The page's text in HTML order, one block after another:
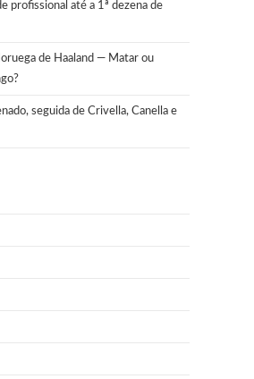
profissional até a 1ª dezena de
de Haaland — Matar ou
seguida de Crivella, Canella e